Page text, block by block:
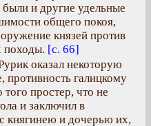
и другие удельные
общего покоя,
князей против
походы. [с. 66]
оказал некоторую
противность галицкому
простер, что не
и заключил в
княгинею и дочерью их,